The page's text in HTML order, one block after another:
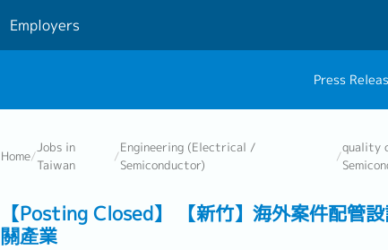
Employers
Press
Home/
Jobs in
Taiwan
/
Engineering (Electrical /
Semiconductor)
/
quality
【Posting Closed】 【新竹】海外案件配管
關產業